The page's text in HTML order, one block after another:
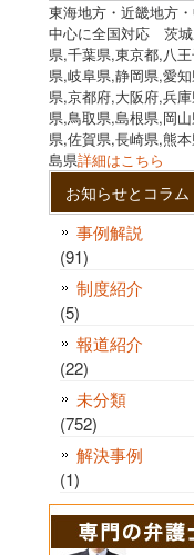
東海地方・近畿地方
中心に全国対応 茨
県,千葉県,東京都,八
県,岐阜県,静岡県,愛
県,京都府,大阪府,兵
県,鳥取県,島根県,岡
県,佐賀県,長崎県,熊
島県詳細はこちら
お知らせとコラム
事例解説
(91)
制度紹介
(5)
報道紹介
(22)
未分類
(752)
解決事例
(1)